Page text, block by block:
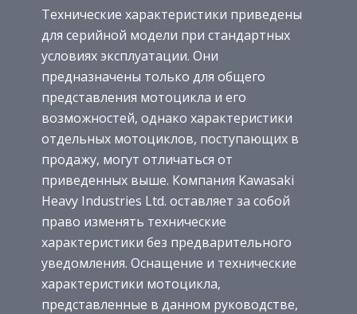
Технические характеристики приведены
для серийной модели при стандартных
условиях эксплуатации. Они
предназначены только для общего
представления мотоцикла и его
возможностей, однако характеристики
отдельных мотоциклов, поступающих в
продажу, могут отличаться от
приведенных выше. Компания Kawasaki
Heavy Industries Ltd. оставляет за собой
право изменять технические
характеристики без предварительного
уведомления. Оснащение и технические
характеристики мотоцикла,
представленные в данном руководстве,